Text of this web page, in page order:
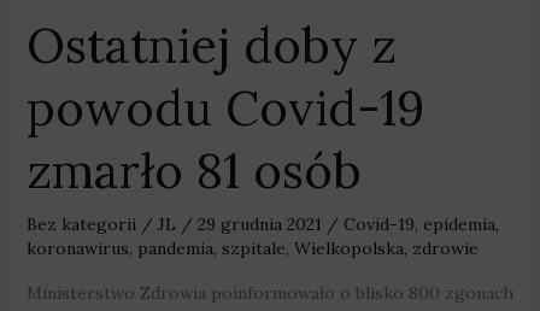
Ostatniej doby z
powodu Covid-19
zmarło 81 osób
Bez kategorii/ JL / 29 grudnia 2021 / Covid-19, epidemia,
koronawirus, pandemia, szpitale, Wielkopolska, zdrowie
Ministerstwo Zdrowia poinformowało o blisko 800 zgonach